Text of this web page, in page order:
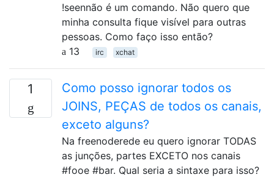
!seennão é um comando. Não quero que
minha consulta fique visível para outras
pessoas. Como faço isso então?
13
irc xchat
1
Como posso ignorar todos os
JOINS, PEÇAS de todos os canais,
exceto alguns?
Na freenoderede eu quero ignorar TODAS
as junções, partes EXCETO nos canais
#fooe #bar. Qual seria a sintaxe para isso?